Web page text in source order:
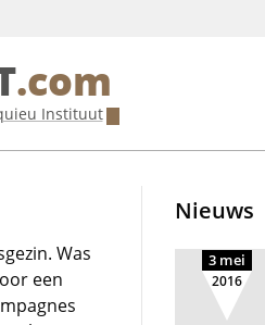
.com
Instituut
Was
een
Nieuws
3 mei
2016